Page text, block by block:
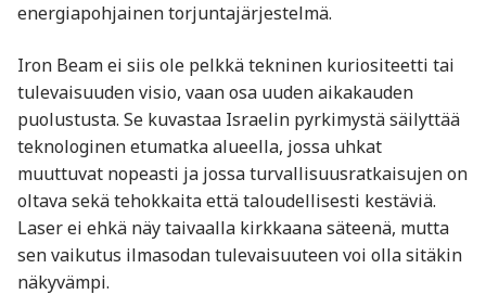
energiapohjainen torjuntajärjestelmä.
Iron Beam ei siis ole pelkkä tekninen kuriositeetti tai
tulevaisuuden visio, vaan osa uuden aikakauden
puolustusta. Se kuvastaa Israelin pyrkimystä säilyttää
teknologinen etumatka alueella, jossa uhkat
muuttuvat nopeasti ja jossa turvallisuusratkaisujen on
oltava sekä tehokkaita että taloudellisesti kestäviä.
Laser ei ehkä näy taivaalla kirkkaana säteenä, mutta
sen vaikutus ilmasodan tulevaisuuteen voi olla sitäkin
näkyvämpi.